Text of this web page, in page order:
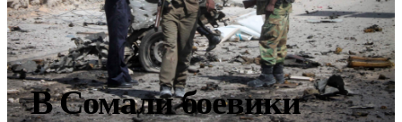
В Сомали боевики